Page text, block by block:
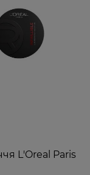
L'Oreal Paris